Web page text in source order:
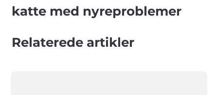
katte med nyreproblemer
Relaterede artikler